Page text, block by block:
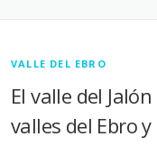
VALLE DEL EBRO
El valle del
valles del Ebro